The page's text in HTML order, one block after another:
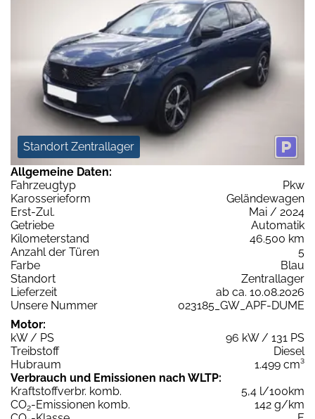
Standort Zentrallager
Allgemeine Daten:
Fahrzeugtyp
Pkw
Karosserieform
Geländewagen
Erst-Zul.
Mai / 2024
Getriebe
Automatik
Kilometerstand
46.500 km
Anzahl der Türen
5
Farbe
Blau
Standort
Zentrallager
Lieferzeit
ab ca. 10.08.2026
Unsere Nummer
023185_GW_APF-DUME
Motor:
kW / PS
96 kW / 131 PS
Treibstoff
Diesel
Hubraum
1.499 cm³
Verbrauch und Emissionen nach WLTP:
Kraftstoffverbr. komb.
5,4 l/100km
CO2-Emissionen komb.
142 g/km